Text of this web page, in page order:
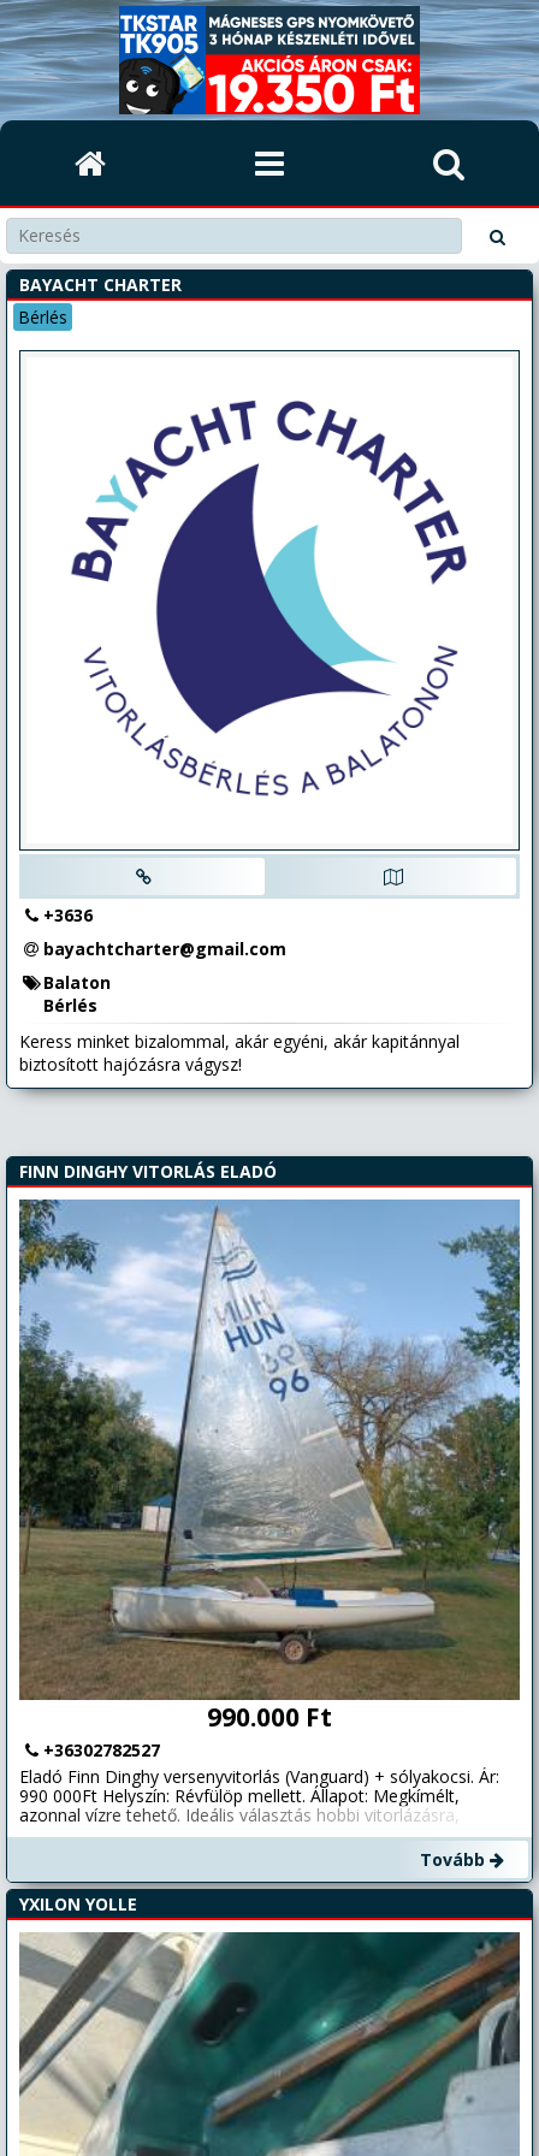
BAYACHT CHARTER
Bérlés
+3636
bayachtcharter@gmail.com
Balaton
Bérlés
Keress minket bizalommal, akár egyéni, akár kapitánnyal
biztosított hajózásra vágysz!
FINN DINGHY VITORLÁS ELADÓ
990.000 Ft
+36302782527
Eladó Finn Dinghy versenyvitorlás (Vanguard) + sólyakocsi. Ár:
990 000Ft Helyszín: Révfülöp mellett. Állapot: Megkímélt,
azonnal vízre tehető. Ideális választás hobbi vitorlázásra,
edzésre vagy amatőr versenyzésre egyaránt. Kormány és svert
jó állapotú, funkcionálisan hibátlan vitorla, régi típusú karbon
árboc és alumínium bumm, takaróponyva, azonnal használható
állapotban. Érdeklődni 18:00 után. Telefon: 06302782527.
Tovább
YXILON YOLLE